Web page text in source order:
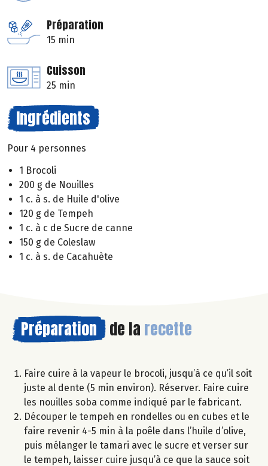
Préparation
15 min
Cuisson
25 min
Ingrédients
Pour 4 personnes
1 Brocoli
200 g de Nouilles
1 c. à s. de Huile d'olive
120 g de Tempeh
1 c. à c de Sucre de canne
150 g de Coleslaw
1 c. à s. de Cacahuète
Préparation de la recette
Faire cuire à la vapeur le brocoli, jusqu’à ce qu’il soit
juste al dente (5 min environ). Réserver. Faire cuire
les nouilles soba comme indiqué par le fabricant.
Découper le tempeh en rondelles ou en cubes et le
faire revenir 4-5 min à la poêle dans l’huile d’olive,
puis mélanger le tamari avec le sucre et verser sur
le tempeh, laisser cuire jusqu’à ce que la sauce soit